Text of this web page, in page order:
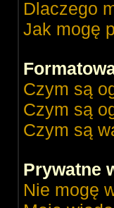
Dlaczego
Jak mogę
Czym są
Czym są
Czym są
Prywatne
Nie mogę